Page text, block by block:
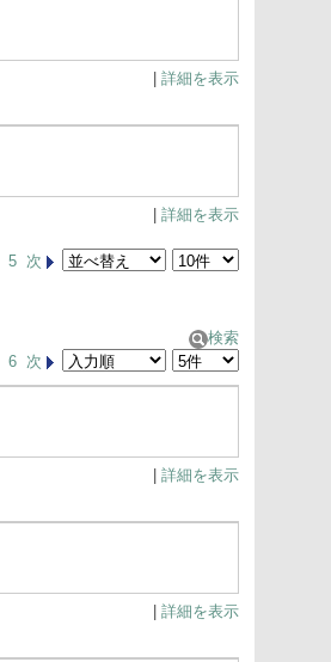
詳細を表示
詳細を表示
5 次
検索
6 次
詳細を表示
詳細を表示